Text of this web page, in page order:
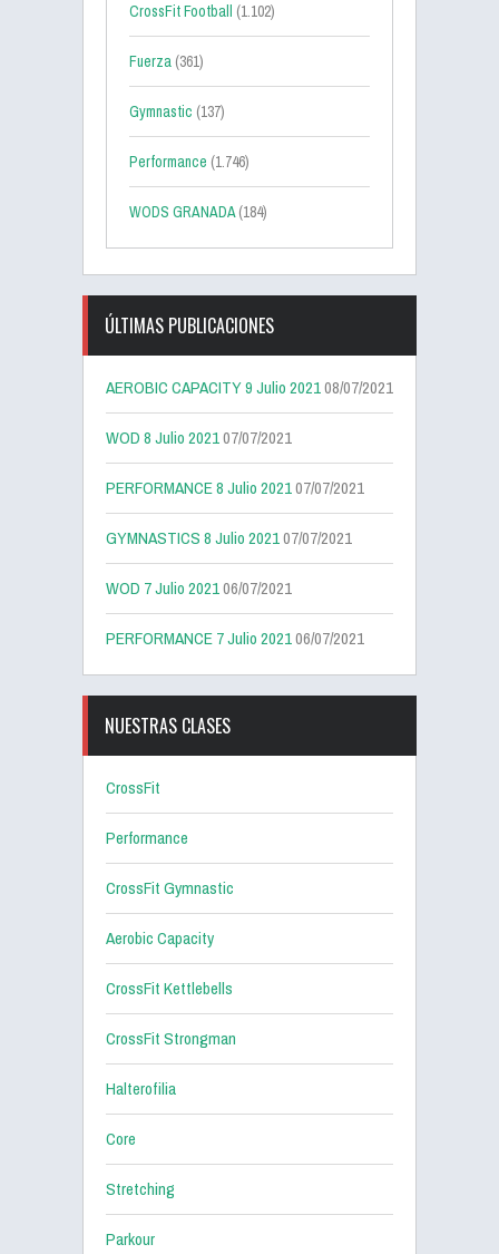
CrossFit Football (1.102)
Fuerza (361)
Gymnastic (137)
Performance (1.746)
WODS GRANADA(184)
ÚLTIMAS PUBLICACIONES
AEROBIC CAPACITY 9 Julio 202108/07/2021
WOD 8 Julio 202107/07/2021
PERFORMANCE 8 Julio 202107/07/2021
GYMNASTICS 8 Julio 202107/07/2021
WOD 7 Julio 202106/07/2021
PERFORMANCE 7 Julio 202106/07/2021
NUESTRAS CLASES
CrossFit
Performance
CrossFit Gymnastic
Aerobic Capacity
CrossFit Kettlebells
CrossFit Strongman
Halterofilia
Core
Stretching
Parkour